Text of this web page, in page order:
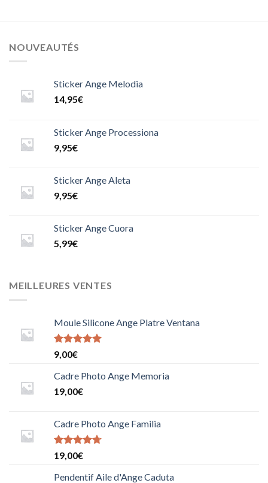
NOUVEAUTÉS
Sticker Ange Melodia
14,95€
Sticker Ange Processiona
9,95€
Sticker Ange Aleta
9,95€
Sticker Ange Cuora
5,99€
MEILLEURES VENTES
Moule Silicone Ange Platre Ventana
Note
5.0000000000000000
sur 5
9,00€
Cadre Photo Ange Memoria
19,00€
Cadre Photo Ange Familia
Note
4.6666666666666667
sur 5
19,00€
Pendentif Aile d'Ange Caduta